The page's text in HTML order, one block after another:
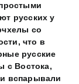
русских у
со
что в
русские
с Востока,
вспарывали